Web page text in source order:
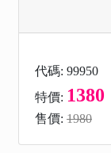
代碼: 99950
特價: 1380
售價: 1980